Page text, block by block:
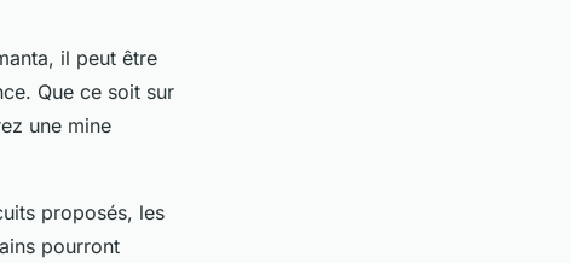
il peut être
Que ce soit sur
une mine
proposés, les
pourront